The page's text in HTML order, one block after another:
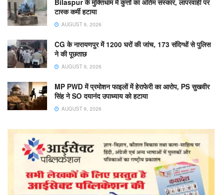
टास्क कर्मी हटाया
AUGUST 9, 2026
CG के नारायणपुर में 1200 घरों की जांच, 173 संदिग्धों से पुलिस
ने की पूछताछ
AUGUST 9, 2026
MP PWD में प्रमोशन फाइलों में हेराफेरी का आरोप, PS सुखवीर
सिंह ने SO दयानंद उपाध्याय को हटाया
AUGUST 9, 2026